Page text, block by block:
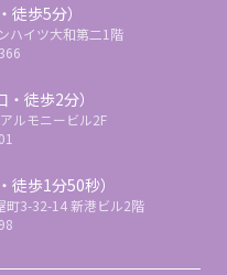
歩5分）
ハイツ大和第二1階
徒歩2分）
ルモニービル2F
歩1分50秒）
町3-32-14 新港ビル2階